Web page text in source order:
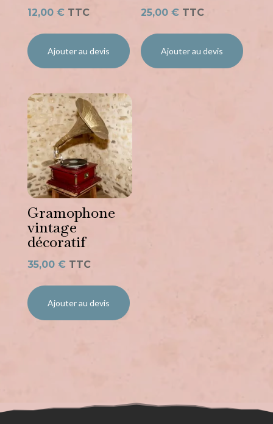
12,00 € TTC
Ajouter au devis
25,00€ TTC
Ajouter au devis
Gramophone
vintage
décoratif
35,00 € TTC
Ajouter au devis